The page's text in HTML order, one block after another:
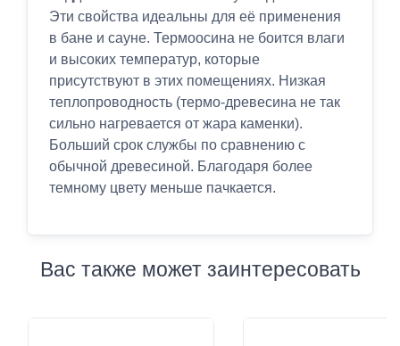
Эти свойства идеальны для её применения
в бане и сауне. Термоосина не боится влаги
и высоких температур, которые
присутствуют в этих помещениях. Низкая
теплопроводность (термо-древесина не так
сильно нагревается от жара каменки).
Больший срок службы по сравнению с
обычной древесиной. Благодаря более
темному цвету меньше пачкается.
Вас также может заинтересовать